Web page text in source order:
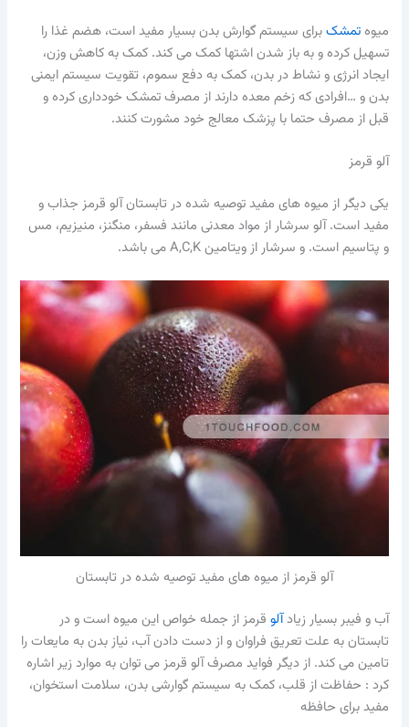
میوهتمشکبرای سیستم گوارش بدن بسیار مفید است، هضم غذا را
تسهیل کرده و به باز شدن اشتها کمک می کند. کمک به کاهش وزن،
ایجاد انرژی و نشاط در بدن، کمک به دفع سموم، تقویت سیستم ایمنی
بدن و …افرادی که زخم معده دارند از مصرف تمشک خودداری کرده و
قبل از مصرف حتما با پزشک معالج خود مشورت کنند.
آلو قرمز
یکی دیگر از میوه های مفید توصیه شده در تابستان آلو قرمز جذاب و
مفید است. آلو سرشار از مواد معدنی مانند فسفر، منگنز، منیزیم، مس
و پتاسیم است. و سرشار از ویتامین A,C,K می باشد.
آلو قرمز از میوه های مفید توصیه شده در تابستان
آب و فیبر بسیار زیادآلو قرمز از جمله خواص این میوه است و در
تابستان به علت تعریق فراوان و از دست دادن آب، نیاز بدن به مایعات را
تامین می کند. از دیگر فواید مصرف آلو قرمز می توان به موارد زیر اشاره
کرد : حفاظت از قلب، کمک به سیستم گوارشی بدن، سلامت استخوان،
مفید برای حافظه